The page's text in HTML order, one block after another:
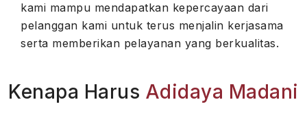
kami mampu mendapatkan kepercayaan dari
pelanggan kami untuk terus menjalin kerjasama
serta memberikan pelayanan yang berkualitas.
Kenapa Harus Adidaya Madani